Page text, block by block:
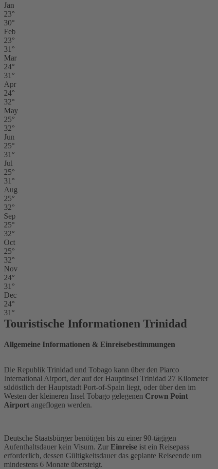
Jan
23°
30°
Feb
23°
31°
Mar
24°
31°
Apr
24°
32°
May
25°
32°
Jun
25°
31°
Jul
25°
31°
Aug
25°
32°
Sep
25°
32°
Oct
25°
32°
Nov
24°
31°
Dec
24°
31°
Touristische Informationen Trinidad
Allgemeine Informationen & Einreisebestimmungen
Die Republik Trinidad und Tobago kann über den Piarco
International Airport, der auf der Hauptinsel Trinidad 27 Kilometer
südöstlich der Hauptstadt Port-of-Spain liegt, oder über den im
Westen der kleineren Insel Tobago gelegenen Crown Point
Airport angeflogen werden.
Deutsche Staatsbürger benötigen bis zu einer 90-tägigen
Aufenthaltsdauer kein Visum. Zur Einreise ist ein Reisepass
erforderlich, dessen Gültigkeitsdauer das geplante Reiseende um
mindestens 6 Monate übersteigt.